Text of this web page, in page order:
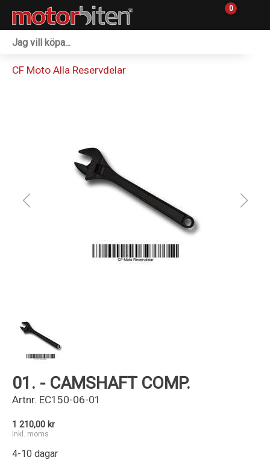
0
Reservdelar
Sprängskisser
CF Moto Alla Reservdelar
01. - CAMSHAFT COMP.
Artnr. EC150-06-01
1 210,00 kr
Inkl. moms
4-10 dagar